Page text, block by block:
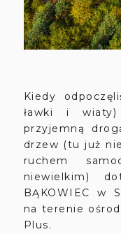
Kiedy
ławki i wiaty)
przyjemną
drzew (tu już
ruchem
niewielkim)
BĄKOWIEC w
na terenie
Plus.